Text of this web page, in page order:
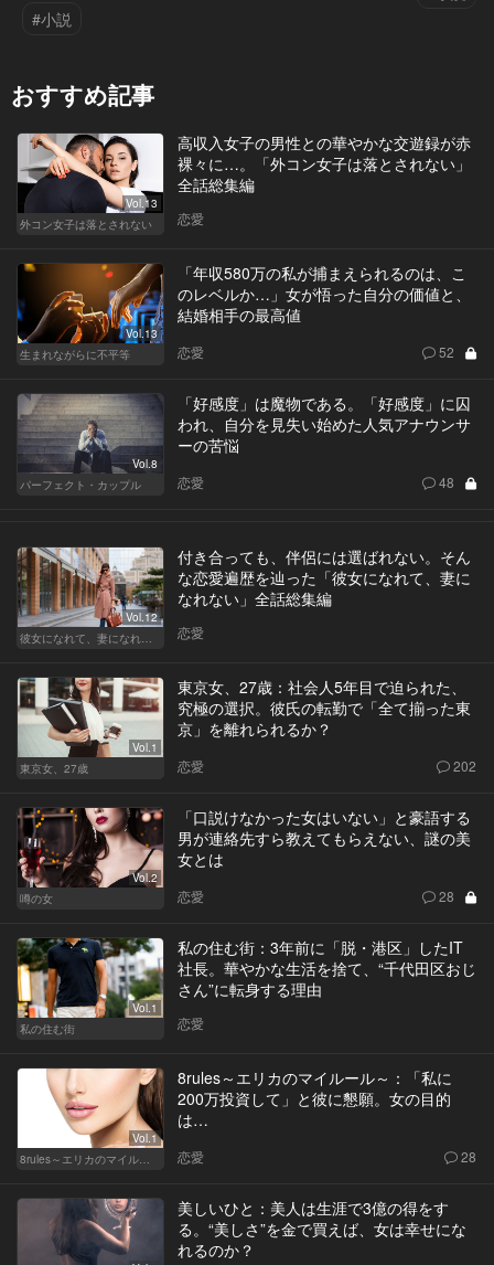
#小説
おすすめ記事
Vol.13
外コン女子は落とされない
高収入女子の男性との華やかな交遊録が赤
裸々に…。「外コン女子は落とされない」
全話総集編
恋愛
Vol.13
生まれながらに不平等
「年収580万の私が捕まえられるのは、こ
のレベルか…」女が悟った自分の価値と、
結婚相手の最高値
恋愛 52
Vol.8
パーフェクト・カップル
「好感度」は魔物である。「好感度」に囚
われ、自分を見失い始めた人気アナウンサ
ーの苦悩
恋愛 48
Vol.12
彼女になれて、妻になれない
付き合っても、伴侶には選ばれない。そん
な恋愛遍歴を辿った「彼女になれて、妻に
なれない」全話総集編
恋愛
Vol.1
東京女、27歳
東京女、27歳：社会人5年目で迫られた、
究極の選択。彼氏の転勤で「全て揃った東
京」を離れられるか？
恋愛 202
Vol.2
噂の女
「口説けなかった女はいない」と豪語する
男が連絡先すら教えてもらえない、謎の美
女とは
恋愛 28
Vol.1
私の住む街
私の住む街：3年前に「脱・港区」したIT
社長。華やかな生活を捨て、“千代田区おじ
さん”に転身する理由
恋愛
Vol.1
8rules～エリカのマイルール～
8rules～エリカのマイルール～：「私に
200万投資して」と彼に懇願。女の目的
は…
恋愛 28
美しいひと：美人は生涯で3億の得をす
る。“美しさ”を金で買えば、女は幸せにな
れるのか？